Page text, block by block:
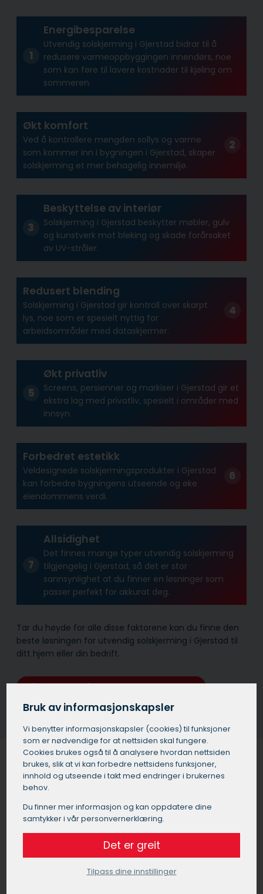
Energibesparelse
Utvendig solskjerming i Gjerstad bidrar til å
redusere varmeoppbyggingen innendørs, noe
som kan føre til lavere kostnader til kjøling om
sommeren.
Økt komfort
Ved å kontrollere mengden sollys og varme
som kommer inn i bygningen i Gjerstad, skaper
solskjerming et mer behagelig innemiljø.
Beskyttelse av interiør
Solskjerming i Gjerstad beskytter møbler, gulv
og kunstverk mot bleking og skade forårsaket
av UV-stråler.
Redusert blending
Solskjerming i Gjerstad gir kontroll over skarpt
lys, noe som er spesielt nyttig for
arbeidsområder med dataskjermer.
Økt privatliv
Screens, persienner og markiser i Gjerstad gir et
ekstra lag med privatliv, spesielt i områder med
innsyn.
Forbedret estetikk
Veldesignede solskjermingsprodukter i Gjerstad
kan forbedre bygningens utseende og øke
eiendommens verdi.
Allsidighet
Det finnes mange typer utvendig solskjerming
tilgjengelig i Gjerstad, så det er stor
sannsynlighet at du finner en løsninger som
passer perfekt for akkurat deg.
Tar du høyde for alle disse faktorene kan du finne den
beste løsningen for utvendig solskjerming i Gjerstad til
ditt hjem eller din bedrift.
Få et tilbud på solskjerming i Gjerstad
Solskjerming for bedrifter og
kontorer i Gjerstad
boliger, men også for de som driver næring, som f.eks.
butikklokaler og kontorer. Noen av de viktigste fordelene
ved å montere utvendig solskjerming i næringsbygg i
Bruk av informasjonskapsler
Vi benytter informasjons­kapsler (cookies) til funksjoner
som er nødvendige for at nettsiden skal fungere.
Cookies brukes også til å analysere hvordan nettsiden
brukes, slik at vi kan forbedre nettsidens funksjoner,
innhold og utseende i takt med endringer i brukernes
behov.
Du finner mer informasjon og kan oppdatere dine
samtykker i vår personvernerklæring.
Det er greit
Tilpass dine innstillinger